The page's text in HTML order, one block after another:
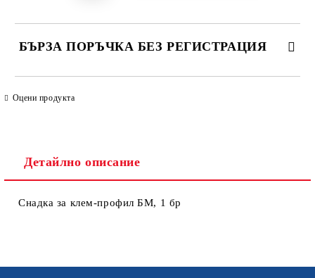
БЪРЗА ПОРЪЧКА БЕЗ РЕГИСТРАЦИЯ
Оцени продукта
Детайлно описание
Снадка за клем-профил БМ, 1 бр